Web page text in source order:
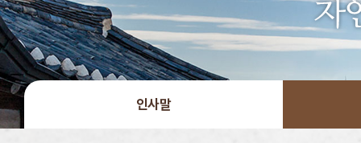
인사말